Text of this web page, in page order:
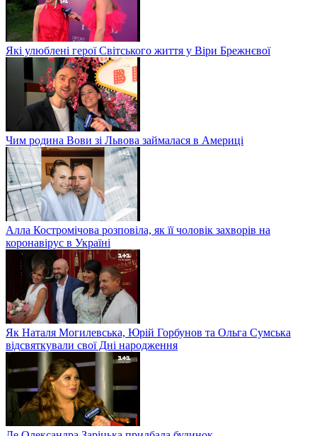
Які улюблені герої Світського життя у Віри Брежнєвої
Чим родина Вови зі Львова займалася в Америці
Алла Костромічова розповіла, як її чоловік захворів на
коронавірус в Україні
Як Наталя Могилевська, Юрій Горбунов та Ольга Сумська
відсвяткували свої Дні народження